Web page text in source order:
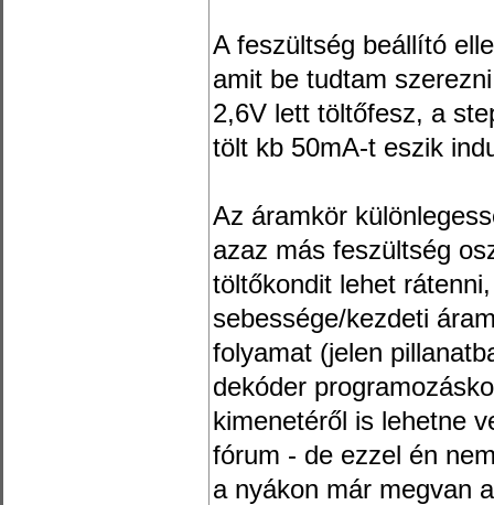
A feszültség beállító
amit be tudtam
2,6V lett töltőfesz, a
tölt kb 50mA-t eszik
Az áramkör
azaz más feszültség
töltőkondit lehet
sebessége/kezdeti
folyamat (jelen
dekóder
kimenetéről is lehetne
fórum - de ezzel én
a nyákon már megvan